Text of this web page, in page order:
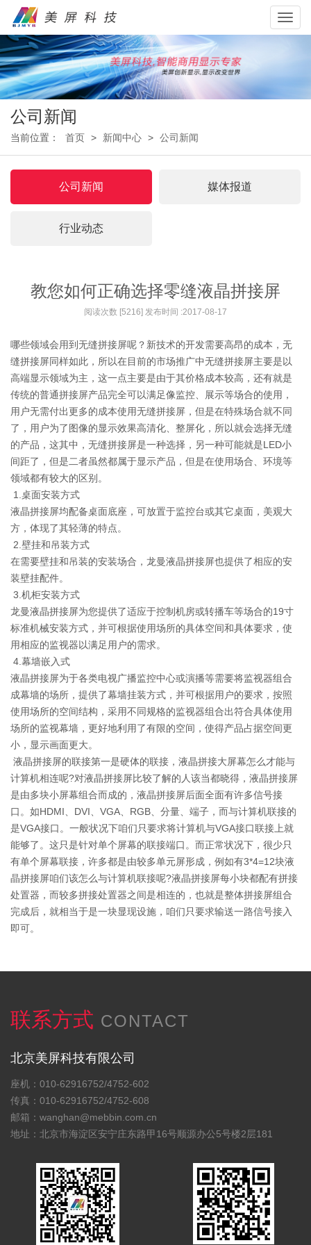
公司新闻
当前位置： 首页 > 新闻中心 > 公司新闻
公司新闻 媒体报道
行业动态
教您如何正确选择零缝液晶拼接屏
阅读次数 [5216] 发布时间 :2017-08-17
哪些领域会用到无缝拼接屏呢？新技术的开发需要高昂的成本，无
缝拼接屏同样如此，所以在目前的市场推广中无缝拼接屏主要是以
高端显示领域为主，这一点主要是由于其价格成本较高，还有就是
传统的普通拼接屏产品完全可以满足像监控、展示等场合的使用，
用户无需付出更多的成本使用无缝拼接屏，但是在特殊场合就不同
了，用户为了图像的显示效果高清化、整屏化，所以就会选择无缝
的产品，这其中，无缝拼接屏是一种选择，另一种可能就是LED小
间距了，但是二者虽然都属于显示产品，但是在使用场合、环境等
领域都有较大的区别。
1.桌面安装方式
液晶拼接屏均配备桌面底座，可放置于监控台或其它桌面，美观大
方，体现了其轻薄的特点。
2.壁挂和吊装方式
在需要壁挂和吊装的安装场合，龙曼液晶拼接屏也提供了相应的安
装壁挂配件。
3.机柜安装方式
龙曼液晶拼接屏为您提供了适应于控制机房或转播车等场合的19寸
标准机械安装方式，并可根据使用场所的具体空间和具体要求，使
用相应的监视器以满足用户的需求。
4.幕墙嵌入式
液晶拼接屏为于各类电视广播监控中心或演播等需要将监视器组合
成幕墙的场所，提供了幕墙挂装方式，并可根据用户的要求，按照
使用场所的空间结构，采用不同规格的监视器组合出符合具体使用
场所的监视幕墙，更好地利用了有限的空间，使得产品占据空间更
小，显示画面更大。
液晶拼接屏的联接第一是硬体的联接，液晶拼接大屏幕怎么才能与
计算机相连呢?对液晶拼接屏比较了解的人该当都晓得，液晶拼接屏
是由多块小屏幕组合而成的，液晶拼接屏后面全面有许多信号接
口。如HDMI、DVI、VGA、RGB、分量、端子，而与计算机联接的
是VGA接口。一般状况下咱们只要求将计算机与VGA接口联接上就
能够了。这只是针对单个屏幕的联接端口。而正常状况下，很少只
有单个屏幕联接，许多都是由较多单元屏形成，例如有3*4=12块液
晶拼接屏咱们该怎么与计算机联接呢?液晶拼接屏每小块都配有拼接
处置器，而较多拼接处置器之间是相连的，也就是整体拼接屏组合
完成后，就相当于是一块显现设施，咱们只要求输送一路信号接入
即可。
联系方式 CONTACT
北京美屏科技有限公司
座机：010-62916752/4752-602
传真：010-62916752/4752-608
邮箱：wanghan@mebbin.com.cn
地址：北京市海淀区安宁庄东路甲16号顺源办公5号楼2层181